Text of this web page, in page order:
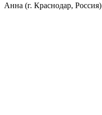
Анна (г. Краснодар, Россия)